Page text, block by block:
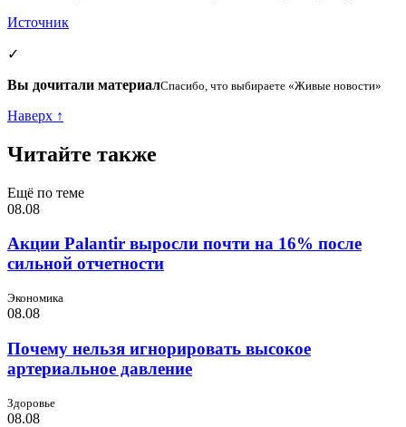
Источник
✓
Вы дочитали материалСпасибо, что выбираете «Живые новости»
Наверх ↑
Читайте также
Ещё по теме
08.08
Акции Palantir выросли почти на 16% после
сильной отчетности
Экономика
08.08
Почему нельзя игнорировать высокое
артериальное давление
Здоровье
08.08